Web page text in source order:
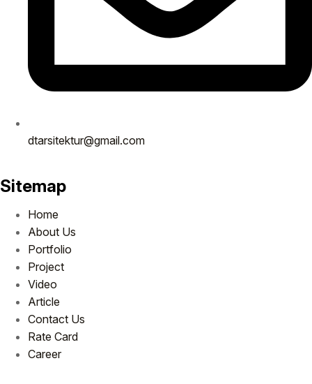
dtarsitektur@gmail.com
Sitemap
Home
About Us
Portfolio
Project
Video
Article
Contact Us
Rate Card
Career